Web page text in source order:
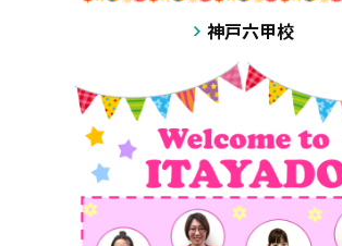
神戸六甲校